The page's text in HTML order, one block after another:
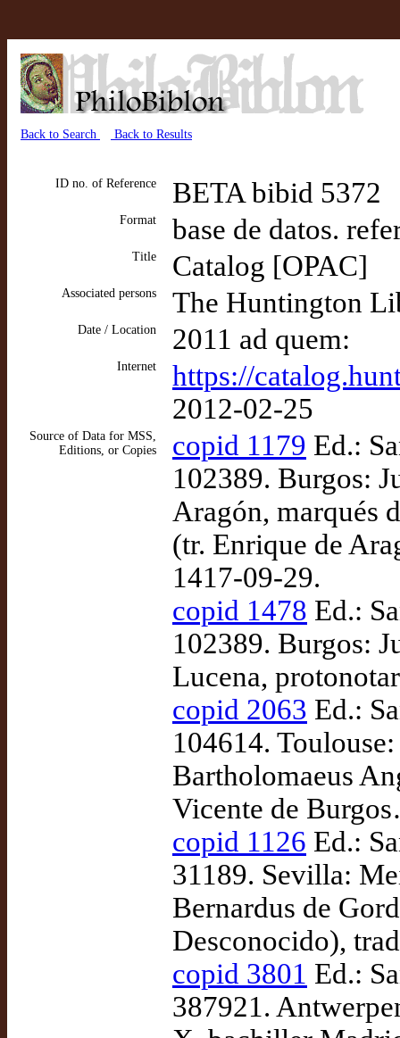
Back to Search Back to Results
ID no. of Reference BETA bibid 5372
Format base de datos.
Title Catalog [OPAC]
Associated persons The Huntington
Date / Location 2011 ad quem:
Internet
https://
2012-02-25
Source of Data for MSS,
Editions, or Copies
copid 1179 Ed.:
102389. Burgos:
Aragón, marqués
(tr. Enrique de
1417-09-29.
copid 1478 Ed.:
102389. Burgos:
Lucena,
copid 2063 Ed.:
104614.
Bartholomaeus
Vicente de
copid 1126 Ed.:
31189. Sevilla:
Bernardus de
Desconocido),
copid 3801 Ed.:
387921.